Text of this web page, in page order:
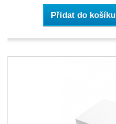
Přidat do košíku